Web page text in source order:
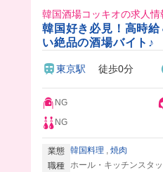
韓国酒場コッキオの求人情
韓国好き必見！高時給
い絶品の酒場バイト♪
東京駅 徒歩0分
NG
NG
業態 韓国料理
焼肉
職種
ホール・キッチンスタ